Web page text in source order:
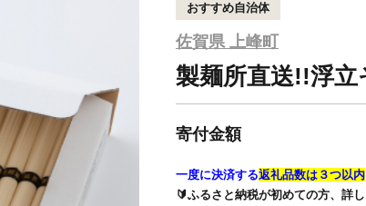
おすすめ自治体
佐賀県 上峰町
製麺所直送!!浮
寄付金額
一度に決済する返礼品数は３つ以内
🔰ふるさと納税が初めての方、詳